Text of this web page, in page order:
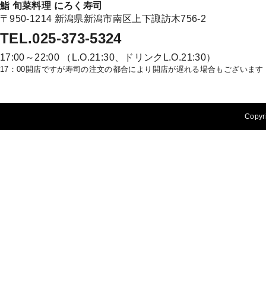
鮨 旬菜料理 にろく寿司
〒950-1214 新潟県新潟市南区上下諏訪木756-2
TEL.025-373-5324
17:00～22:00 （L.O.21:30、ドリンクL.O.21:30）
17：00開店ですが寿司の注文の都合により開店が遅れる場合もございます